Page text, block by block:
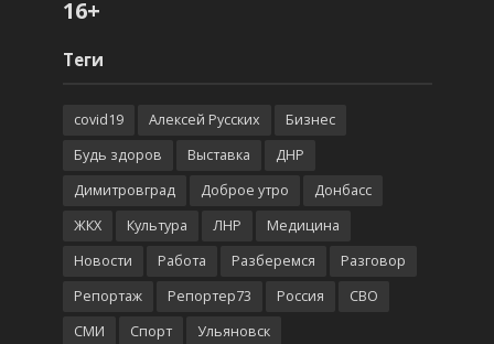
16+
Теги
covid19 Алексей Русских
Бизнес
Будь здоров
Выставка
ДНР
Димитровград
Доброе утро
Донбасс
ЖКХ
Культура ЛНР
Медицина
Новости
Работа Разберемся
Разговор
Репортаж
Репортер73 Россия
СВО
СМИ
Спорт
Ульяновск